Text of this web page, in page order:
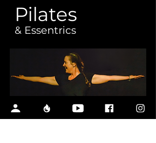
Pilates
& Essentrics
Rééquilibrer votre corps,
améliorer la mobilité de vos